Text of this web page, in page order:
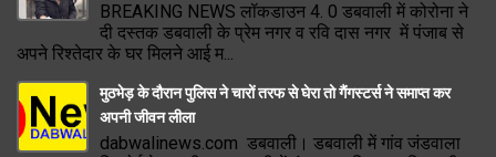
BREAKING NEWS लॉकडाउन 4. 0 डबवाली में कोरोना ने
दी दस्तक डबवाली के प्रेम नगर व रवि दास नगर में पंजाब से
अपने रिश्तेदार के घर मिलने आई म...
मुठभेड़ के दौरान पुलिस ने चारों तरफ से घेरा तो गैंगस्टर्स ने समाप्त कर
अपनी जीवन लीला
dabwalinews.com डबवाली। डबवाली में गांव जंडवाला